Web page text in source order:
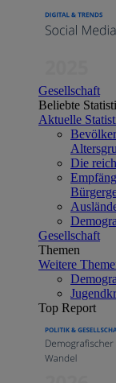
Gesellschaft
Beliebte
Aktuelle
Die
Gesellschaft
Themen
Weitere
Top Report